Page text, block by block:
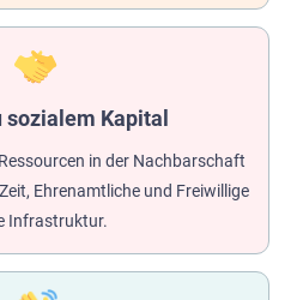
sozialem Kapital
in der Nachbarschaft
Ehrenamtliche und Freiwillige
Infrastruktur.